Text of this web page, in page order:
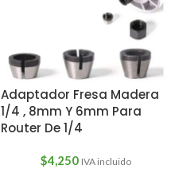
Adaptador Fresa Madera
1/4 , 8mm Y 6mm Para
Router De 1/4
$4,250 IVA incluido